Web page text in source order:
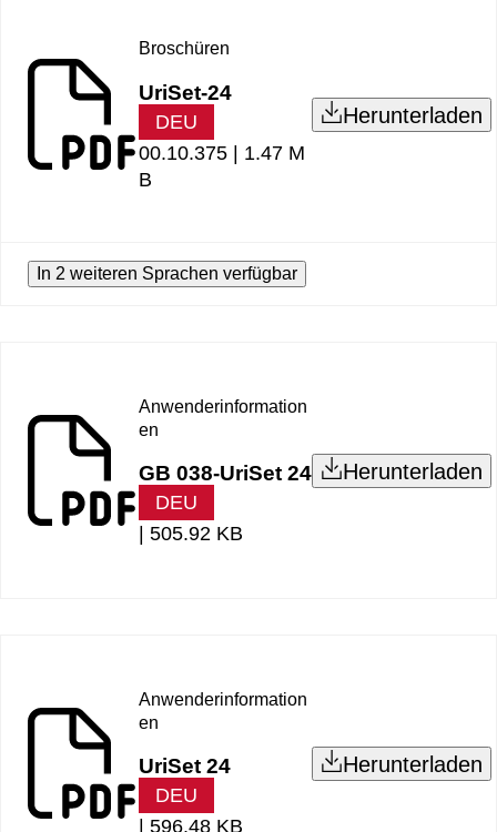
Broschüren
UriSet-24
DEU
00.10.375 | 1.47 M
B
Herunterladen
In 2 weiteren Sprachen verfügbar
Anwenderinformation
en
GB 038-UriSet 24
DEU
505.92 KB
Herunterladen
Anwenderinformation
en
UriSet 24
DEU
596.48 KB
Herunterladen